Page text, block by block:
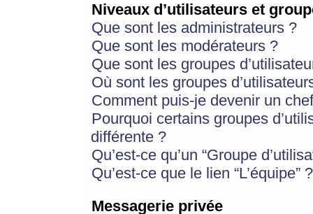
Niveaux d’utilisateurs et
Que sont les administrateurs ?
Que sont les modérateurs ?
Que sont les groupes
Où sont les groupes
Comment puis-je devenir un
Pourquoi certains groupes
différente ?
Qu’est-ce qu’un “Groupe
Qu’est-ce que le lien “L’équipe” ?
Messagerie privée